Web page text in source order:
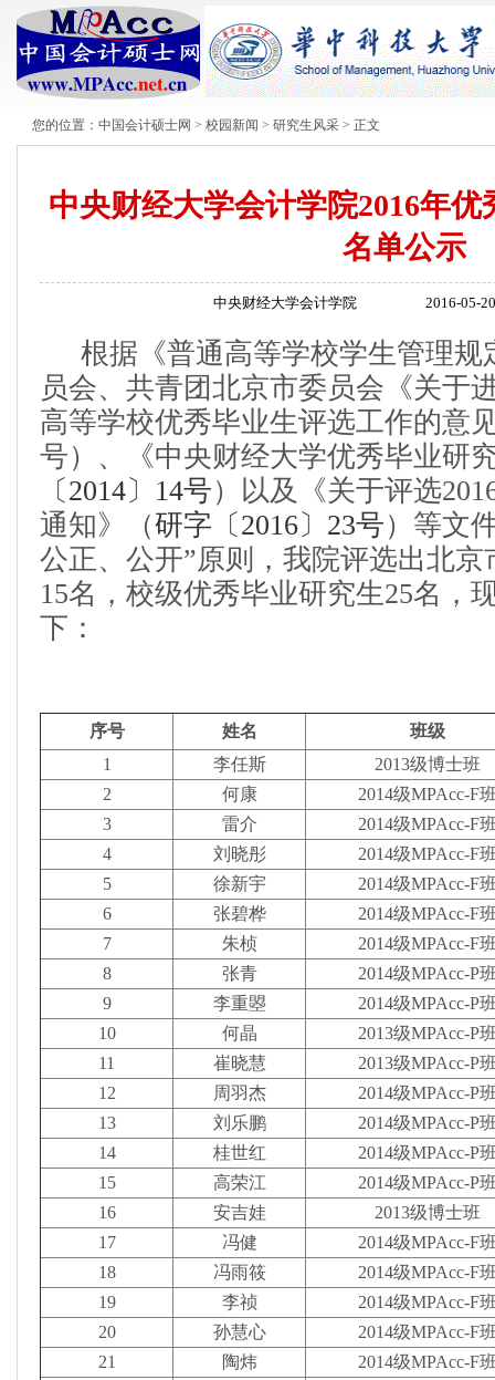
您的位置： 中国会计硕士网 > 校园新闻 > 研究生风采 > 正文
中央财经大学会计学院2016年
名单公示
中央财经大学会计学院 2016-05-20
根据《普通高等学校学生管理规
员会、共青团北京市委员会《关于
高等学校优秀毕业生评选工作的意
号）、《中央财经大学优秀毕业研
〔2014〕14号）以及《关于评选
通知》（研字〔2016〕23号）等文
公正、公开”原则，我院评选出北
15名，校级优秀毕业研究生25名，
下：
序号 姓名
班级
1
李任斯
2013级博士班
2
何康
2014级MPAcc-F
3
雷介
2014级MPAcc-F
4
刘晓彤
2014级MPAcc-F
5
徐新宇
2014级MPAcc-F
6
张碧桦
2014级MPAcc-F
7
朱桢
2014级MPAcc-F
8
张青
2014级MPAcc-P
9
李重曌
2014级MPAcc-P
10
何晶
2013级MPAcc-P
11
崔晓慧
2013级MPAcc-P
12
周羽杰
2014级MPAcc-P
13
刘乐鹏
2014级MPAcc-P
14
桂世红
2014级MPAcc-P
15
高荣江
2014级MPAcc-P
16
安吉娃
2013级博士班
17
冯健
2014级MPAcc-F
18
冯雨筱
2014级MPAcc-F
19
李祯
2014级MPAcc-F
20
孙慧心
2014级MPAcc-F
21
陶炜
2014级MPAcc-F